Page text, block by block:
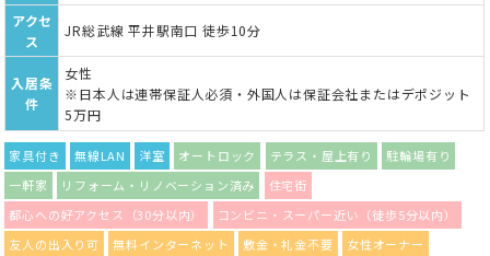
アクセ
ス
JR総武線 平井駅南口 徒歩10分
入居条
件
女性
※日本人は連帯保証人必須・外国人は保証会社またはデポジット
5万円
家具付き 無線LAN 洋室 オートロック テラス・屋上有り
駐輪場有り
一軒家
リフォーム・リノベーション済み
住宅街
都心への好アクセス（30分以内）
コンビニ・スーパー近い（徒歩5分以内）
友人の出入り可
無料インターネット 敷金・礼金不要
女性オーナー